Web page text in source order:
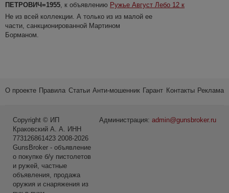
ПЕТРОВИЧ=1955 , к объявлению Ружье Август Лебо 12 к
Не из всей коллекции. А только из из малой ее
части, санкционированной Мартином
Борманом.
О проекте Правила Статьи Анти-мошенник Гарант Контакты Реклама
Администрация: admin@gunsbroker.ru
Copyright © ИП
Краковский А. А. ИНН
773126861423 2008-2026
GunsBroker - объявление
о покупке б/у пистолетов
и ружей, частные
объявления, продажа
оружия и снаряжения из